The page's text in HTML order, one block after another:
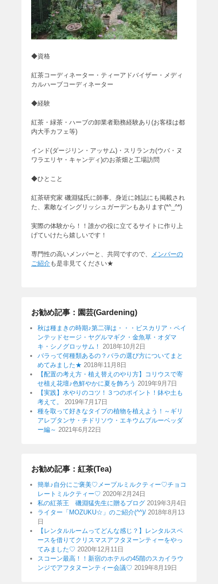
◆資格
紅茶コーディネーター・ティーアドバイザー・メディ
カルハーブコーディネーター
◆経験
紅茶・緑茶・ハーブの卸業者勤務経験あり(お客様は都
内大手カフェ等)
インド(ダージリン・アッサム)・スリランカ(ウバ・ヌ
ワラエリヤ・キャンディ)のお茶畑と工場訪問
◆ひとこと
紅茶研究家 磯淵猛氏に師事。身近に雑誌にも掲載され
た、素敵なイングリッシュガーデンもあります(*^_^*)
実際の体験から！！誰かの役に立てるサイトに作り上
げていけたら嬉しいです！
専門性の高いメンバーと、共同ですので、
メンバーの
ご紹介も是非見てください★
お勧め記事：園芸(Gardening)
秋は種まきの時期♪第二弾は・・・ビスカリア・ペイ
ンテッドセージ・ヤグルマギク・金魚草・オダマ
キ・シノグロッサム！
2018年10月2日
バラって何種類あるの？バラの選び方についてまと
めてみました★ 2018年11月8日
【配置の考え方・植え替えのやり方】コリウスで寄
せ植え花壇♪色鮮やかに夏を飾ろう 2019年9月7日
【実践】水やりのコツ！３つのポイント！鉢や土も
考えて。
2019年7月17日
種を取って好きなタイプの植物を植えよう！～ギリ
アレプタンサ・チドリソウ・エキウムブルーベッダ
ー編～ 2021年6月22日
お勧め記事：紅茶(Tea)
簡単♪自分にご褒美♡メープルミルクティー♡チョコ
レートミルクティー♡ 2020年2月24日
私の紅茶王 磯淵猛先生に贈るブログ 2019年3月4日
ライター「MOZUKU☆」のご紹介(^^)/ 2018年8月13
日
【レンタルルームってどんな感じ？】レンタルスペ
ースを借りてクリスマスアフタヌーンティーをやっ
てみました♡ 2020年12月11日
スコーン最高！！新宿のホテルの45階のスカイラウ
ンジでアフタヌーンティー会議♡ 2019年8月19日